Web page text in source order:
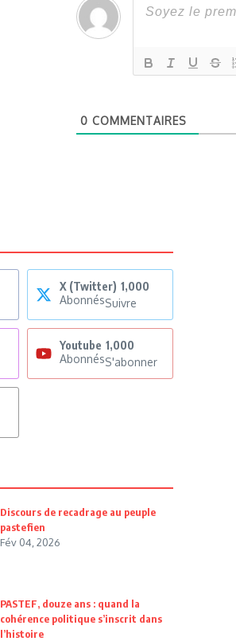
0 COMMENTAIRES
X (Twitter) 1,000
AbonnésSuivre
Youtube 1,000
AbonnésS'abonner
Discours de recadrage au peuple
pastefien
Fév 04, 2026
PASTEF, douze ans : quand la
cohérence politique s’inscrit dans
l’histoire